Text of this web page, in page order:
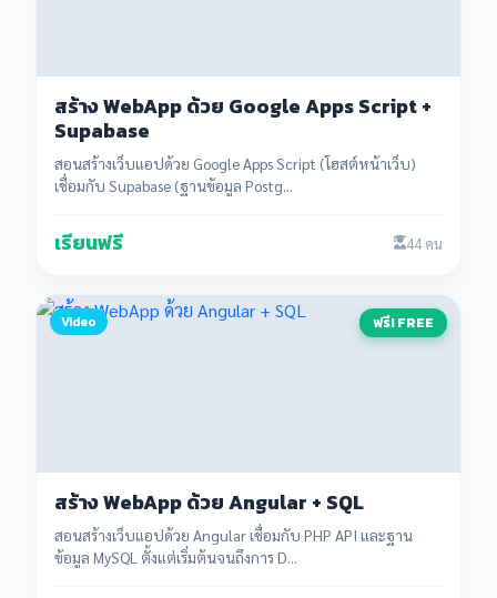
สร้าง WebApp ด้วย Google Apps Script +
Supabase
สอนสร้างเว็บแอปด้วย Google Apps Script (โฮสต์หน้าเว็บ)
เชื่อมกับ Supabase (ฐานข้อมูล Postg...
เรียนฟรี 44 คน
Video ฟรี! FREE
สร้าง WebApp ด้วย Angular + SQL
สอนสร้างเว็บแอปด้วย Angular เชื่อมกับ PHP API และฐาน
ข้อมูล MySQL ตั้งแต่เริ่มต้นจนถึงการ D...